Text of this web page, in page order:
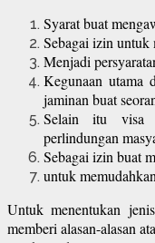
Syarat buat
Sebagai izin untuk
Menjadi
Kegunaan utama
jaminan buat
Selain itu visa
perlindungan
Sebagai izin buat
untuk
Untuk menentukan
memberi alasan-alasan